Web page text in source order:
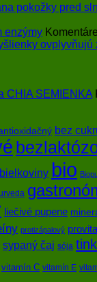
pokožky pred
enzýmy
ovplyvňujú
CHIA SEMIENKA
bez
bielkoviny bio
liečivé pupene
protizápalový provita
sypaný čaj sója
vitamín C vitamín E